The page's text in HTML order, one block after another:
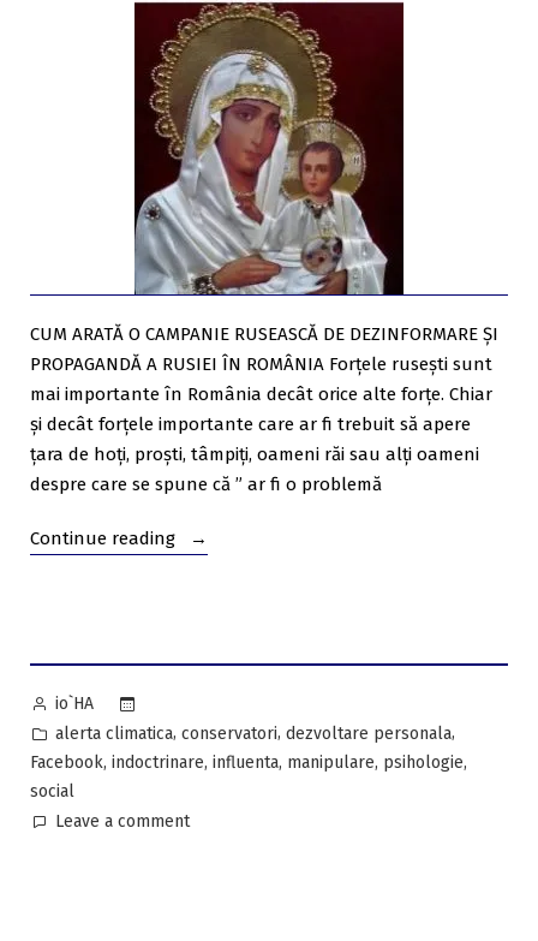
CUM ARATĂ O CAMPANIE RUSEASCĂ DE DEZINFORMARE ȘI
PROPAGANDĂ A RUSIEI ÎN ROMÂNIA Forțele rusești sunt
mai importante în România decât orice alte forțe. Chiar
și decât forțele importante care ar fi trebuit să apere
țara de hoți, proști, tâmpiți, oameni răi sau alți oameni
despre care se spune că ” ar fi o problemă
Continue reading
“Cum
Propagandă
Posted
by
io`HA
Posted
in
alerta climatica, conservatori, dezvoltare personala,
Facebook, indoctrinare, influenta, manipulare, psihologie,
social
Leave a commenton